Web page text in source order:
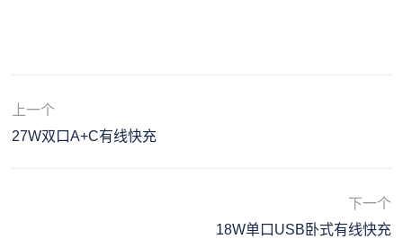
上一个
27W双口A+C有线快充
下一个
18W单口USB卧式有线快充